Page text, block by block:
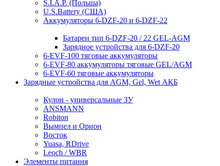
S.I.A.P. (Польша)
U.S.Battery (США)
Аккумуляторы 6-DZF-20 и 6-DZF-22
Батареи тип 6-DZF-20 / 22 GEL-AGM
Зарядное устройства для 6-DZF-20
6-EVF-100 тяговые аккумуляторы
6-EVF-80 аккумуляторы тяговые GEL/AGM
6-EVF-60 тяговые аккумуляторы
Зарядные устройства для AGM, Gel, Wet АКБ
Кулон - универсальные ЗУ
ANSMANN
Robiton
Вымпел и Орион
Восток
Yuasa, RDrive
Leoch / WBR
Элементы питания